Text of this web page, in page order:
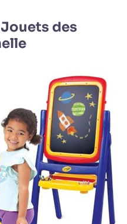
des